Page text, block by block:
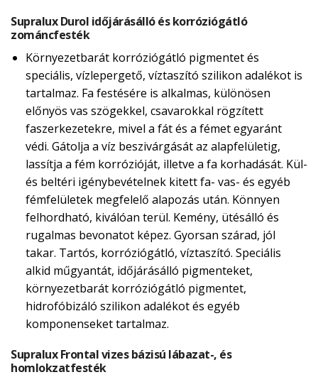
Supralux Durol időjárásálló és korróziógátló
zománcfesték
Környezetbarát korróziógátló pigmentet és
speciális, vízlepergető, víztaszító szilikon adalékot is
tartalmaz. Fa festésére is alkalmas, különösen
előnyös vas szögekkel, csavarokkal rögzített
faszerkezetekre, mivel a fát és a fémet egyaránt
védi. Gátolja a víz beszivárgását az alapfelületig,
lassítja a fém korrózióját, illetve a fa korhadását. Kül-
és beltéri igénybevételnek kitett fa- vas- és egyéb
fémfelületek megfelelő alapozás után. Könnyen
felhordható, kiválóan terül. Kemény, ütésálló és
rugalmas bevonatot képez. Gyorsan szárad, jól
takar. Tartós, korróziógátló, víztaszító. Speciális
alkid műgyantát, időjárásálló pigmenteket,
környezetbarát korróziógátló pigmentet,
hidrofóbizáló szilikon adalékot és egyéb
komponenseket tartalmaz.
Supralux Frontal vizes bázisú lábazat-, és
homlokzatfesték